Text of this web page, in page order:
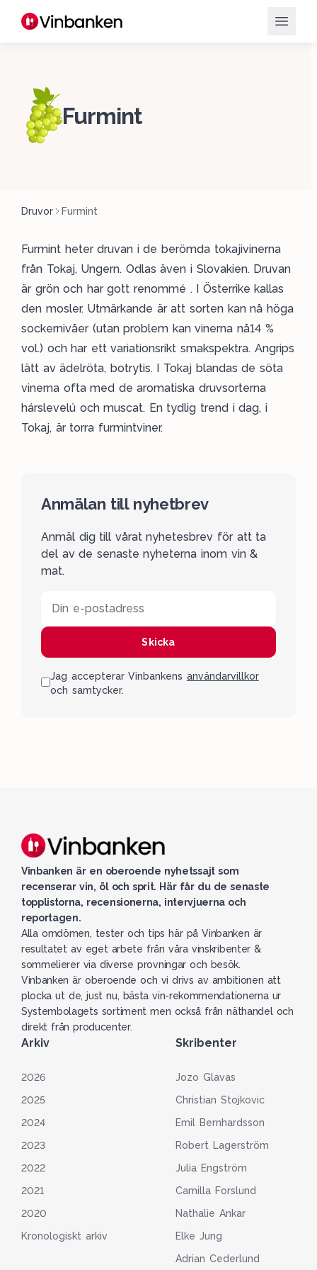
Furmint
Druvor Furmint
Furmint heter druvan i de berömda tokajivinerna
från Tokaj, Ungern. Odlas även i Slovakien. Druvan
är grön och har gott renommé . I Österrike kallas
den mosler. Utmärkande är att sorten kan nå höga
sockernivåer (utan problem kan vinerna nå14 %
vol.) och har ett variationsrikt smakspektra. Angrips
lätt av ädelröta, botrytis. I Tokaj blandas de söta
vinerna ofta med de aromatiska druvsorterna
hárslevelú och muscat. En tydlig trend i dag, i
Tokaj, är torra furmintviner.
Anmälan till nyhetbrev
Anmäl dig till vårat nyhetesbrev för att ta
del av de senaste nyheterna inom vin &
mat.
Din e-postadress
Skicka
Jag accepterar Vinbankens användarvillkor
och samtycker.
Vinbanken är en oberoende nyhetssajt som
recenserar vin, öl och sprit. Här får du de senaste
topplistorna, recensionerna, intervjuerna och
reportagen.
Alla omdömen, tester och tips här på Vinbanken är
resultatet av eget arbete från våra vinskribenter &
sommelierer via diverse provningar och besök.
Vinbanken är oberoende och vi drivs av ambitionen att
plocka ut de, just nu, bästa vin-rekommendationerna ur
Systembolagets sortiment men också från näthandel och
direkt från producenter.
Arkiv
2026
2025
2024
2023
2022
2021
2020
Kronologiskt arkiv
Skribenter
Jozo Glavas
Christian Stojkovic
Emil Bernhardsson
Robert Lagerström
Julia Engström
Camilla Forslund
Nathalie Ankar
Elke Jung
Adrian Cederlund